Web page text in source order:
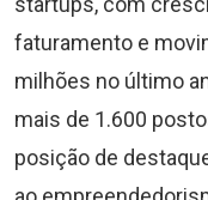
faturamento e
milhões no último
mais de 1.600
posição de